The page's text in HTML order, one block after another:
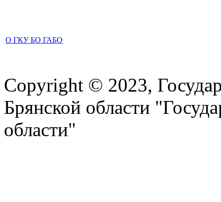
О ГКУ БО ГАБО
Copyright © 2023,
Брянской области
области"